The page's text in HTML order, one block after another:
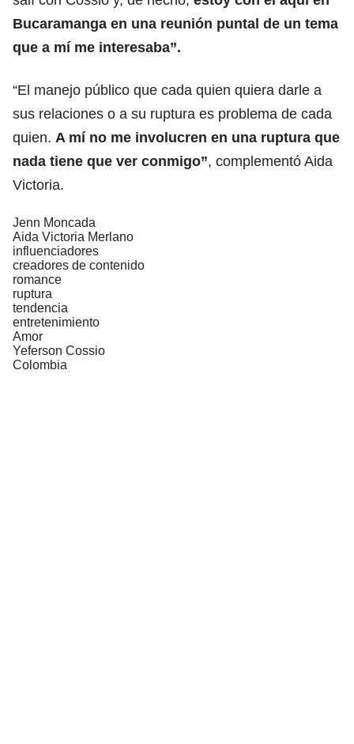
Bucaramanga en una reunión puntal de un tema
que a mí me interesaba”.
“El manejo público que cada quien quiera darle a
sus relaciones o a su ruptura es problema de cada
quien. A mí no me involucren en una ruptura que
nada tiene que ver conmigo”, complementó Aida
Victoria.
Jenn Moncada
Aida Victoria Merlano
influenciadores
creadores de contenido
romance
ruptura
tendencia
entretenimiento
Amor
Yeferson Cossio
Colombia